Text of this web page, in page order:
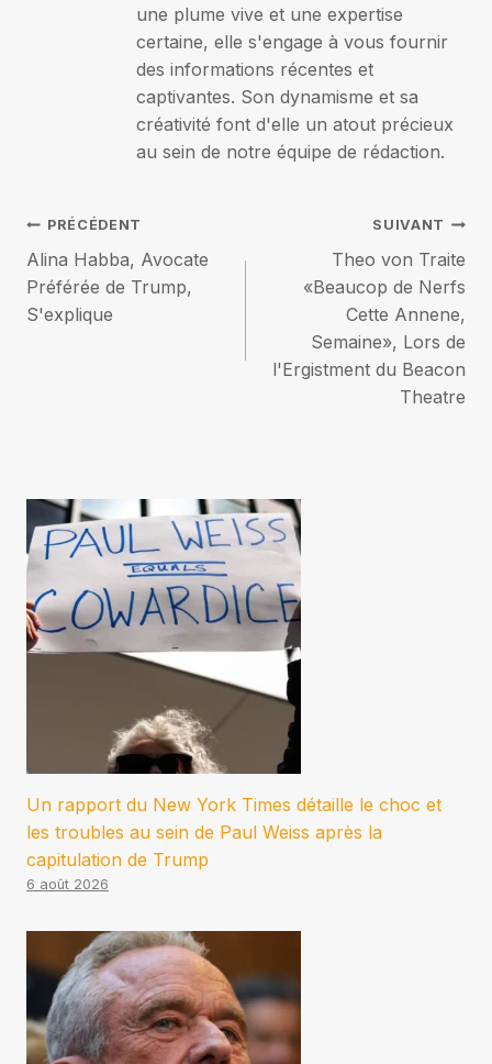
une plume vive et une expertise
certaine, elle s'engage à vous fournir
des informations récentes et
captivantes. Son dynamisme et sa
créativité font d'elle un atout précieux
au sein de notre équipe de rédaction.
Navigation
de
l’article
PRÉCÉDENT
Alina Habba, Avocate
Préférée de Trump,
S'explique
SUIVANT
Theo von Traite
«Beaucop de Nerfs
Cette Annene,
Semaine», Lors de
l'Ergistment du Beacon
Theatre
Un rapport du New York Times détaille le choc et
les troubles au sein de Paul Weiss après la
capitulation de Trump
6 août 2026